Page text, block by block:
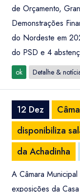
de Orçamento,
Demonstrações
do Nordeste em
do PSD e 4
ok Detalhe &
12 Dez
disponibiliza
da Achadinha
A Câmara
exposições da